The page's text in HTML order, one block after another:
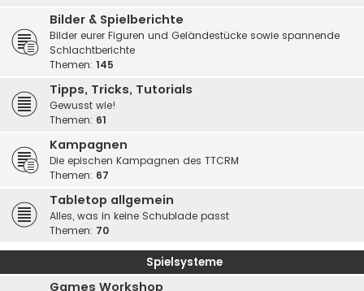
Bilder & Spielberichte
Bilder eurer Figuren und Geländestücke sowie spannende
Schlachtberichte
Themen: 145
Tipps, Tricks, Tutorials
Gewusst wie!
Themen: 61
Kampagnen
Die epischen Kampagnen des TTCRM
Themen: 67
Tabletop allgemein
Alles, was in keine Schublade passt
Themen: 70
Spielsysteme
Games Workshop